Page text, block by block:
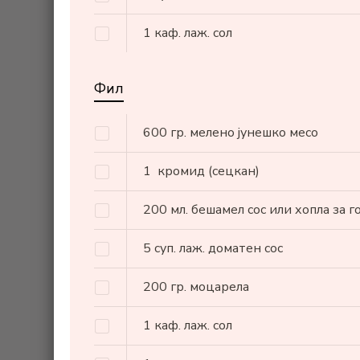
1 каф. лаж. сол
Фил
600 гр. мелено јунешко месо
1 кромид (сецкан)
200 мл. бешамел сос или хопла за
5 суп. лаж. доматен сос
200 гр. моцарела
1 каф. лаж. сол